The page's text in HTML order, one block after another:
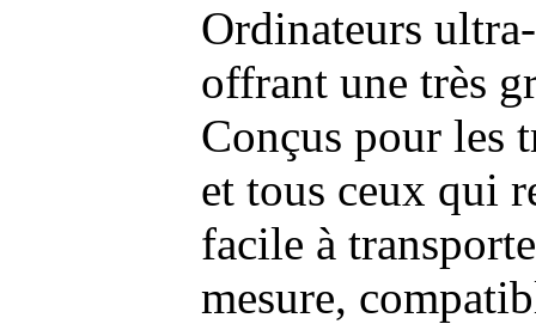
Ordinateurs
offrant une très
Conçus pour les
et tous ceux qui
facile à
mesure,